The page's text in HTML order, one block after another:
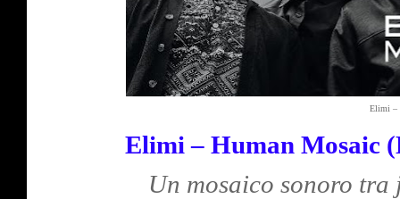
Elimi –
Elimi – Human Mosaic
Un mosaico sonoro tra